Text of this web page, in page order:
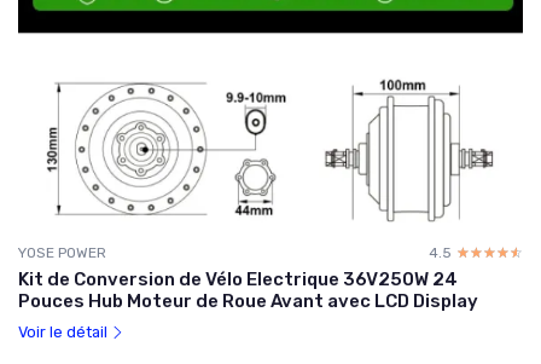
YOSE POWER 4.5 ☆☆☆☆☆
★★★★★
Kit de Conversion de Vélo Electrique 36V250W 24
Pouces Hub Moteur de Roue Avant avec LCD Display
Voir le détail